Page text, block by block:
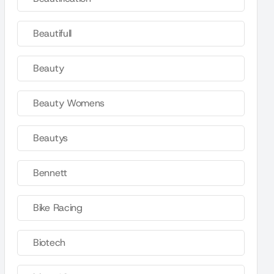
Beautifull
Beauty
Beauty Womens
Beautys
Bennett
Bike Racing
Biotech